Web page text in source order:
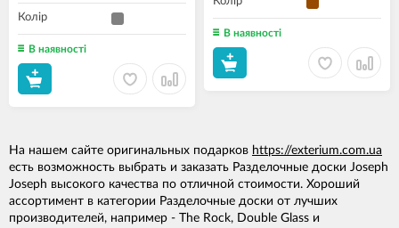
Колір
В наявності
В наявності
На нашем сайте оригинальных подарков https://exterium.com.ua
есть возможность выбрать и заказать Разделочные доски Joseph
Joseph высокого качества по отличной стоимости. Хороший
ассортимент в категории Разделочные доски от лучших
производителей, например - The Rock, Double Glass и